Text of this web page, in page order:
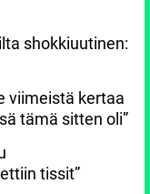
shokkiuutinen:
viimeistä kertaa
tämä sitten oli”
tissit”